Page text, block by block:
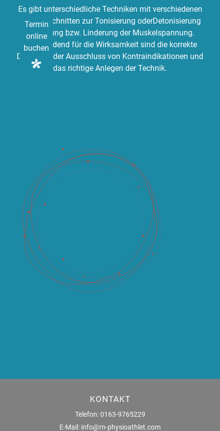
Es gibt unterschiedliche Techniken mit verschiedenen
Tape-Zuschnitten zur Tonisierung oderDetonisierung
Steigerung bzw. Linderung der Muskelspannung.
Entscheidend für die Wirksamkeit sind die korrekte
Diagnose, der Ausschluss von Kontraindikationen und
das richtige Anlegen der Technik.
KONTAKT
Telefon: 0163-9765229
E-Mail: info@rn-physioathlet.com
Termin
online
buchen